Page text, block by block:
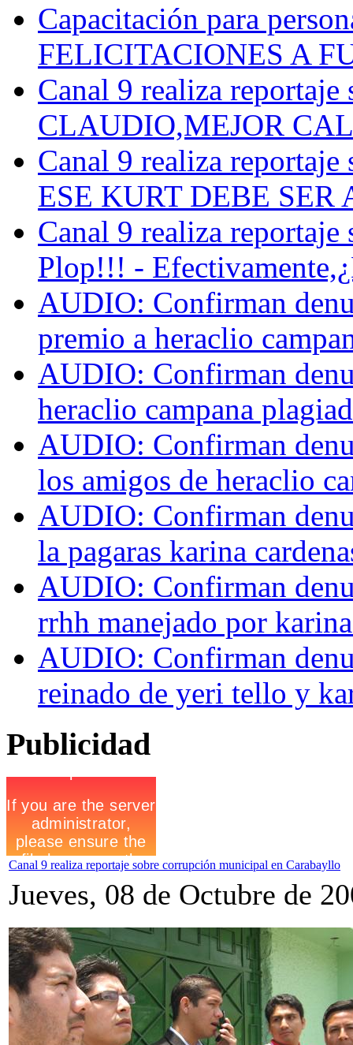
Capacitación para
FELICITACIONES A
Canal 9 realiza
CLAUDIO,MEJOR
Canal 9 realiza
ESE KURT DEBE SER
Canal 9 realiza
Plop!!! -
AUDIO: Confirman
premio a heraclio
AUDIO: Confirman
heraclio campana
AUDIO: Confirman
los amigos de heraclio
AUDIO: Confirman
la pagaras karina
AUDIO: Confirman
rrhh manejado por
AUDIO: Confirman
reinado de yeri tello y
Publicidad
Canal 9 realiza reportaje sobre corrupción municipal en Carabayllo
Jueves, 08 de Octubre de